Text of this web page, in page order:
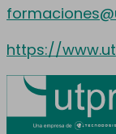
https://